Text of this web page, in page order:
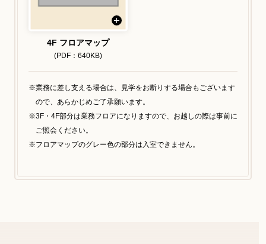
4F フロアマップ
(PDF：640KB)
業務に差し支える場合は、見学をお断りする場合もございます
ので、あらかじめご了承願います。
3F・4F部分は業務フロアになりますので、お越しの際は事前に
ご照会ください。
フロアマップのグレー色の部分は入室できません。